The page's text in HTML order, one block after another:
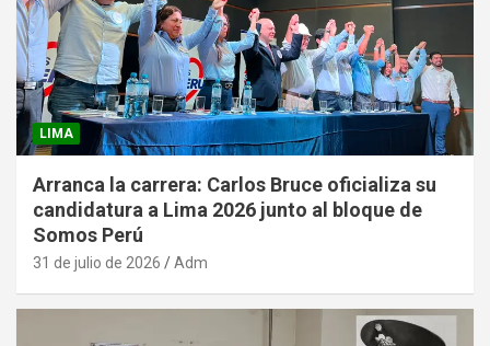
LIMA
Arranca la carrera: Carlos Bruce oficializa su
candidatura a Lima 2026 junto al bloque de
Somos Perú
31 de julio de 2026 Adm